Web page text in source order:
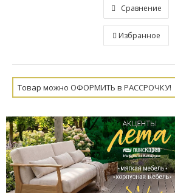
Сравнение
Избранное
Товар можно ОФОРМИТЬ в РАССРОЧКУ!